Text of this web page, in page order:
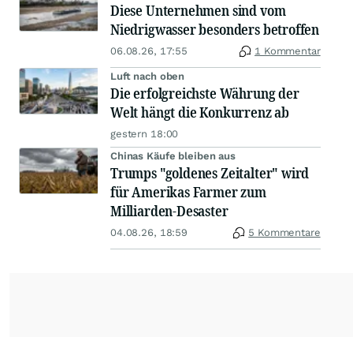
Diese Unternehmen sind vom
Niedrigwasser besonders betroffen
06.08.26, 17:55 1 Kommentar
Luft nach oben
Die erfolgreichste Währung der
Welt hängt die Konkurrenz ab
gestern 18:00
Chinas Käufe bleiben aus
Trumps "goldenes Zeitalter" wird
für Amerikas Farmer zum
Milliarden-Desaster
04.08.26, 18:59 5 Kommentare